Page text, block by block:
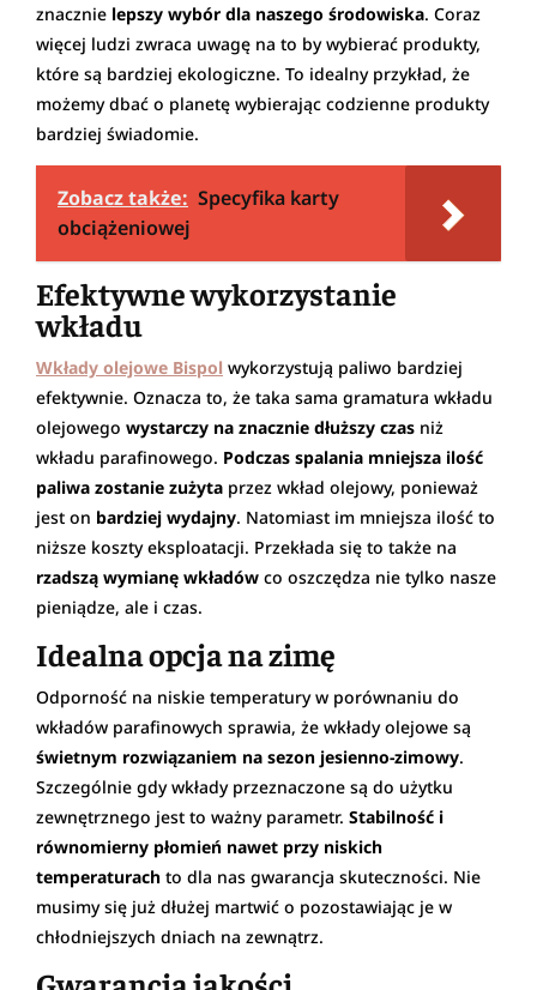
znacznie lepszy wybór dla naszego środowiska. Coraz
więcej ludzi zwraca uwagę na to by wybierać produkty,
które są bardziej ekologiczne. To idealny przykład, że
możemy dbać o planetę wybierając codzienne produkty
bardziej świadomie.
Zobacz także: Specyfika karty
obciążeniowej
Efektywne wykorzystanie
wkładu
Wkłady olejowe Bispol wykorzystują paliwo bardziej
efektywnie. Oznacza to, że taka sama gramatura wkładu
olejowego wystarczy na znacznie dłuższy czas niż
wkładu parafinowego. Podczas spalania mniejsza ilość
paliwa zostanie zużyta przez wkład olejowy, ponieważ
jest on bardziej wydajny. Natomiast im mniejsza ilość to
niższe koszty eksploatacji. Przekłada się to także na
rzadszą wymianę wkładów co oszczędza nie tylko nasze
pieniądze, ale i czas.
Idealna opcja na zimę
Odporność na niskie temperatury w porównaniu do
wkładów parafinowych sprawia, że wkłady olejowe są
świetnym rozwiązaniem na sezon jesienno-zimowy.
Szczególnie gdy wkłady przeznaczone są do użytku
zewnętrznego jest to ważny parametr. Stabilność i
równomierny płomień nawet przy niskich
temperaturach to dla nas gwarancja skuteczności. Nie
musimy się już dłużej martwić o pozostawiając je w
chłodniejszych dniach na zewnątrz.